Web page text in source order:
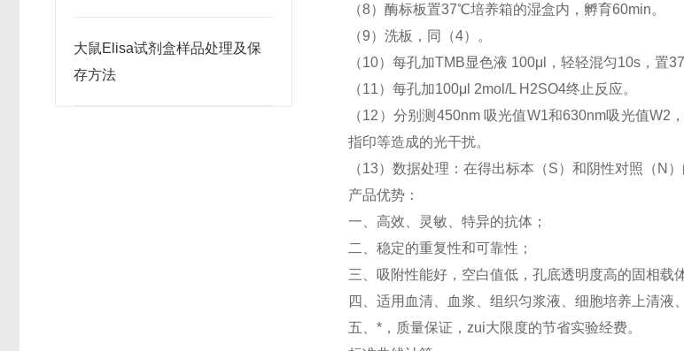
大鼠Elisa试剂盒样品处理及保
存方法
（8）酶标板置37℃培养箱的湿盒内，孵育60min。
（9）洗板，同（4）。
（10）每孔加TMB显色液 100μl，轻轻混匀10s，
（11）每孔加100μl 2mol/L H2SO4终止反应。
（12）分别测450nm 吸光值W1和630nm吸光值
指印等造成的光干扰。
（13）数据处理：在得出标本（S）和阴性对照（N
产品优势：
一、高效、灵敏、特异的抗体；
二、稳定的重复性和可靠性；
三、吸附性能好，空白值低，孔底透明度高的固相载
四、适用血清、血浆、组织匀浆液、细胞培养上清液
五、*，质量保证，zui大限度的节省实验经费。